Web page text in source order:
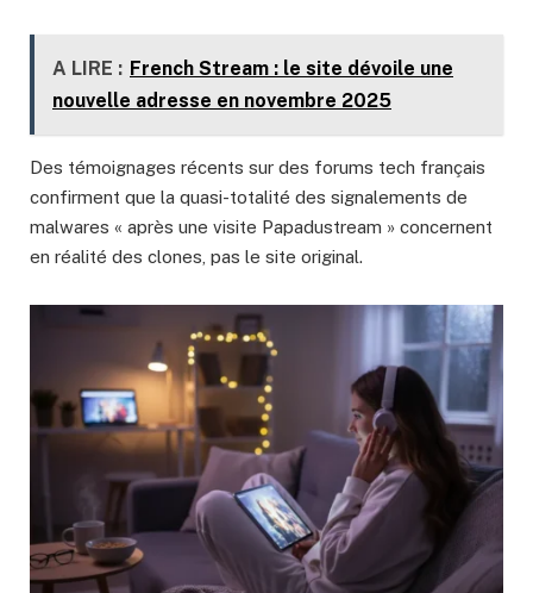
A LIRE : French Stream : le site dévoile une
nouvelle adresse en novembre 2025
Des témoignages récents sur des forums tech français
confirment que la quasi-totalité des signalements de
malwares « après une visite Papadustream » concernent
en réalité des clones, pas le site original.